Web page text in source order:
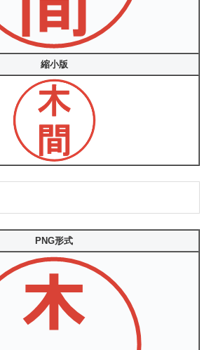
縮小版
PNG形式